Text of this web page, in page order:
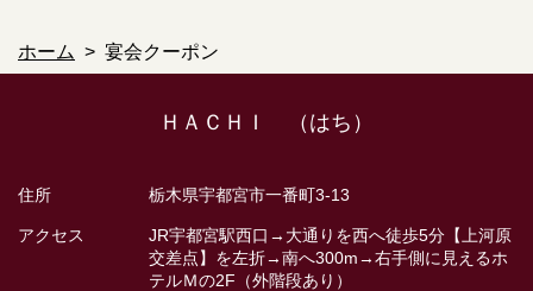
ホーム 宴会クーポン
ＨＡＣＨＩ （はち）
住所 栃木県宇都宮市一番町3-13
アクセス
JR宇都宮駅西口→大通りを西へ徒歩5分【上河原
交差点】を左折→南へ300m→右手側に見えるホ
テルＭの2F（外階段あり）